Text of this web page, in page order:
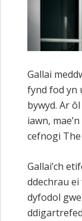
Gallai
fynd fod yn
bywyd. Ar
iawn,
cefnogi The
Gallai’ch
ddechrau ei
dyfodol